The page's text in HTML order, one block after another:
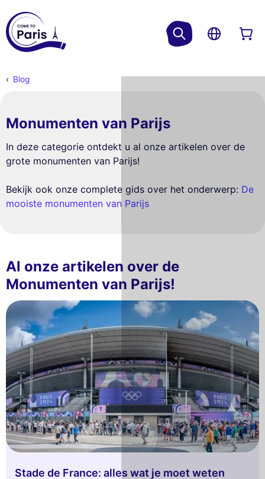
Blog
Monumenten van Parijs
In deze categorie ontdekt u al onze artikelen over de
grote monumenten van Parijs!
Bekijk ook onze complete gids over het onderwerp: De
mooiste monumenten van Parijs
Al onze artikelen over de
Monumenten van Parijs!
Stade de France: alles wat je moet weten